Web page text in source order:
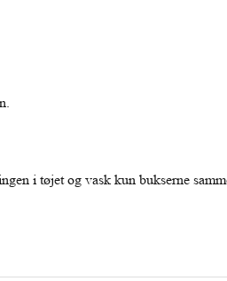
i tøjet og vask kun bukserne